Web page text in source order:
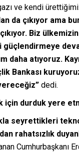
ve kendi
da çıkıyor ama
Biz
güçlendirmeye
daha atıyoruz.
dedi.
için durduk yere
seyrettikleri
rahatsızlık
Cumhurbaşkanı